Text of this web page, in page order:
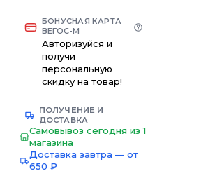
БОНУСНАЯ КАРТА
ВЕГОС-М
Авторизуйся и
получи
персональную
скидку на товар!
ПОЛУЧЕНИЕ И
ДОСТАВКА
Самовывоз сегодня из 1
магазина
Доставка завтра — от
650 ₽